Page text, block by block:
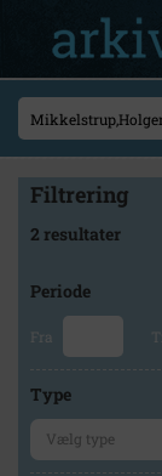
Filtrering
2 resultater
Periode
Fra
Type